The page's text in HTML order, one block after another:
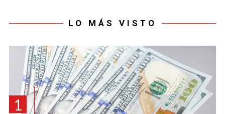
LO MÁS VISTO
1